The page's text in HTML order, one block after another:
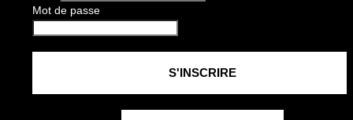
Mot de passe